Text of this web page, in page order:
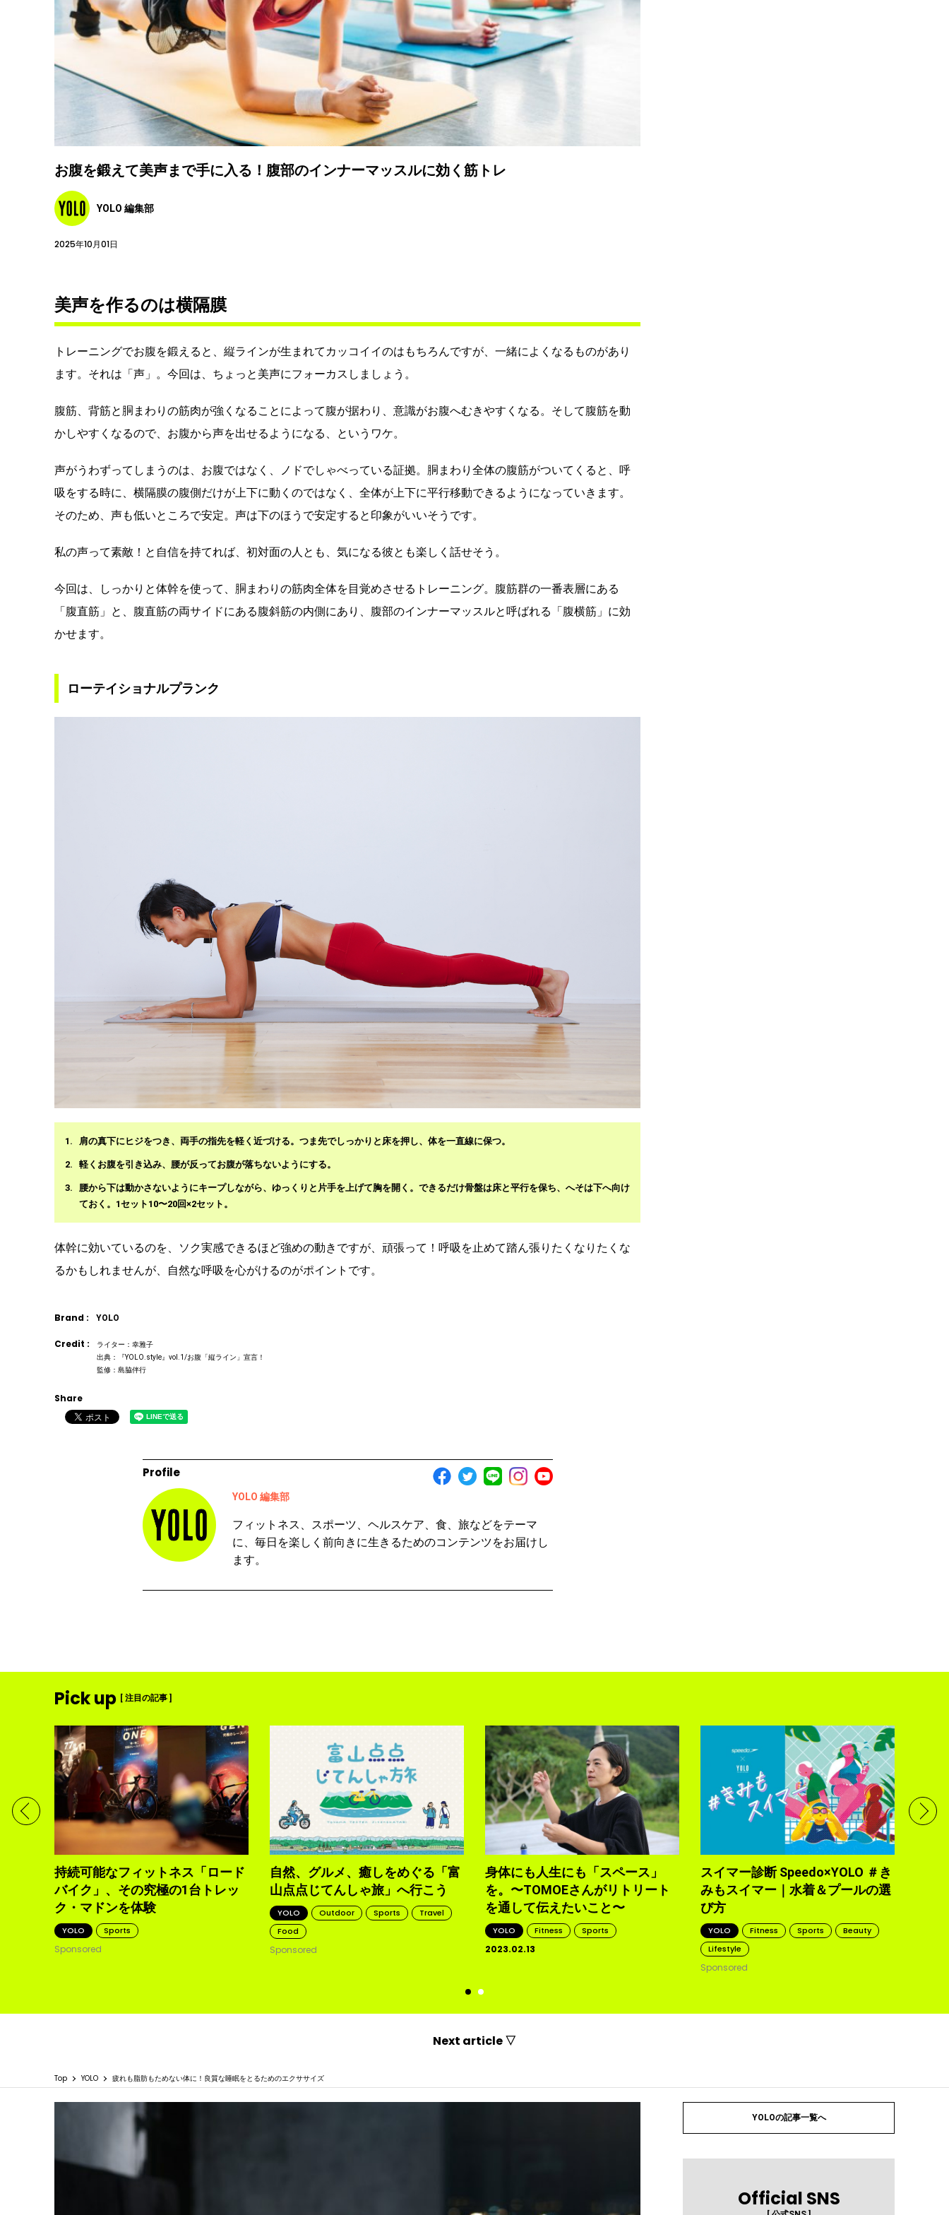
お腹を鍛えて美声まで手に入る！腹部のインナーマッスルに効く筋トレ
YOLO 編集部
2025年10月01日
美声を作るのは横隔膜
トレーニングでお腹を鍛えると、縦ラインが生まれてカッコイイのはもちろんですが、一緒によくなるものがあり
ます。それは「声」。今回は、ちょっと美声にフォーカスしましょう。
腹筋、背筋と胴まわりの筋肉が強くなることによって腹が据わり、意識がお腹へむきやすくなる。そして腹筋を動
かしやすくなるので、お腹から声を出せるようになる、というワケ。
声がうわずってしまうのは、お腹ではなく、ノドでしゃべっている証拠。胴まわり全体の腹筋がついてくると、呼
吸をする時に、横隔膜の腹側だけが上下に動くのではなく、全体が上下に平行移動できるようになっていきます。
そのため、声も低いところで安定。声は下のほうで安定すると印象がいいそうです。
私の声って素敵！と自信を持てれば、初対面の人とも、気になる彼とも楽しく話せそう。
今回は、しっかりと体幹を使って、胴まわりの筋肉全体を目覚めさせるトレーニング。腹筋群の一番表層にある
「腹直筋」と、腹直筋の両サイドにある腹斜筋の内側にあり、腹部のインナーマッスルと呼ばれる「腹横筋」に効
かせます。
ローテイショナルプランク
肩の真下にヒジをつき、両手の指先を軽く近づける。つま先でしっかりと床を押し、体を一直線に保つ。
軽くお腹を引き込み、腰が反ってお腹が落ちないようにする。
腰から下は動かさないようにキープしながら、ゆっくりと片手を上げて胸を開く。できるだけ骨盤は床と平行を保ち、へそは下へ向け
ておく。1セット10〜20回×2セット。
体幹に効いているのを、ソク実感できるほど強めの動きですが、頑張って！呼吸を止めて踏ん張りたくなりたくな
るかもしれませんが、自然な呼吸を心がけるのがポイントです。
Brand : YOLO
Credit :
ライター：幸雅子
出典：『YOLO.style』vol.1/お腹「縦ライン」宣言！
監修：島脇伴行
Share
Profile
YOLO 編集部
フィットネス、スポーツ、ヘルスケア、食、旅などをテーマ
に、毎日を楽しく前向きに生きるためのコンテンツをお届けし
ます。
Pick up [ 注目の記事 ]
現す
持続可能なフィットネス「ロード
バイク」、その究極の1台トレッ
ク・マドンを体験
YOLO Sports
Sponsored
自然、グルメ、癒しをめぐる「富
山点点じてんしゃ旅」へ行こう
YOLO Outdoor Sports
Travel
Food
Sponsored
身体にも人生にも「スペース」
を。〜TOMOEさんがリトリート
を通して伝えたいこと〜
YOLO Fitness Sports
2023.02.13
スイマー診断 Speedo×YOLO ＃き
みもスイマー｜水着＆プールの選
び方
YOLO Fitness Sports
Beauty
Lifestyle
Sponsored
で完
トレ
Next article ▽
Top YOLO 疲れも脂肪もためない体に！良質な睡眠をとるためのエクササイズ
YOLOの記事一覧へ
Official SNS